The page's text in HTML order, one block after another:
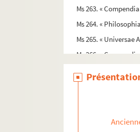
Ms 263. «
Ms 264. «
Ms 265. «
Ms 266. «
Mss 267-268 bis. «